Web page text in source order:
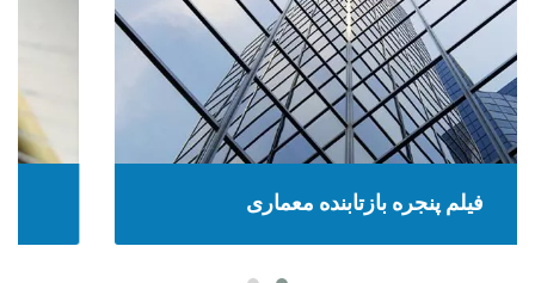
فیلم پنجره بازتابنده معماری